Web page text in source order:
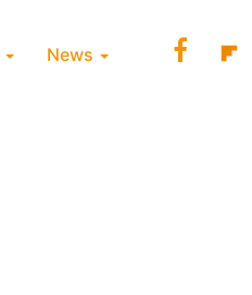
News